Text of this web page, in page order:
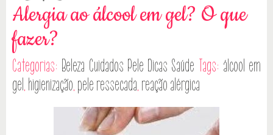
Alergia ao álcool em gel? O que
fazer?
Categorias: Beleza Cuidados Pele Dicas Saúde Tags: álcool em
gel, higienização, pele ressecada, reação alérgica